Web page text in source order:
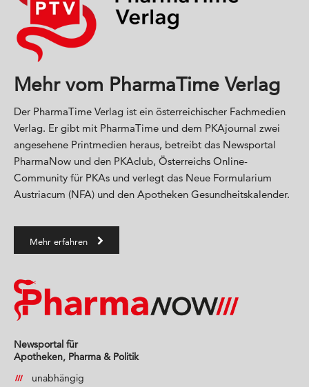
Mehr vom PharmaTime Verlag
Der PharmaTime Verlag ist ein österreichischer Fachmedien
Verlag. Er gibt mit PharmaTime und dem PKAjournal zwei
angesehene Printmedien heraus, betreibt das Newsportal
PharmaNow und den PKAclub, Österreichs Online-
Community für PKAs und verlegt das Neue Formularium
Austriacum (NFA) und den Apotheken Gesundheitskalender.
Mehr erfahren
Newsportal für
Apotheken, Pharma & Politik
unabhängig